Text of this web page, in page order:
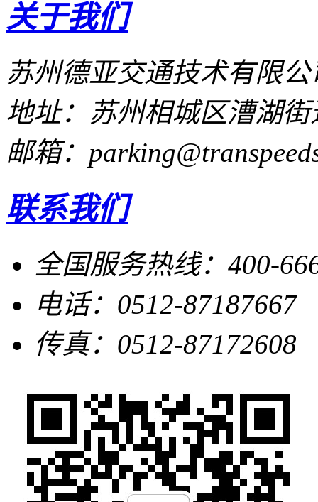
关于我们
苏州德亚交通技术有限
地址：苏州相城区漕湖
邮箱：
联系我们
全国服务热线：400-
电话：0512-87187667
传真：0512-87172608